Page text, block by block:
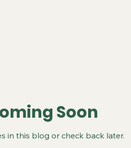
Soon
in this blog or check back later.